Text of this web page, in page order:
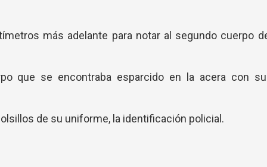
más adelante para notar al segundo cuerpo
que se encontraba esparcido en la acera con
de su uniforme, la identificación policial.